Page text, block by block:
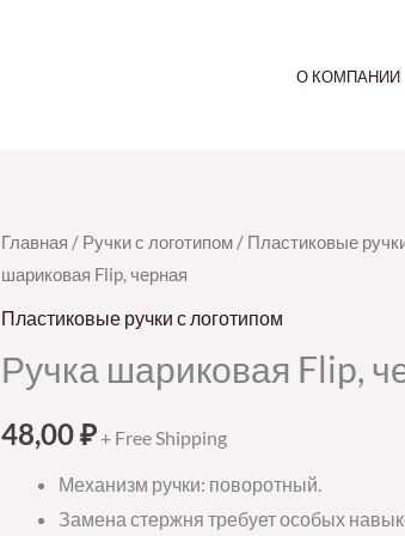
О КОМПАНИИ
Главная / Ручки с логотипом / Пластиковые
шариковая Flip, черная
Пластиковые ручки с логотипом
Ручка шариковая Flip,
48,00₽ + Free Shipping
Механизм ручки: поворотный.
Замена стержня требует особых
Количество
товара
Ручка
Flip,